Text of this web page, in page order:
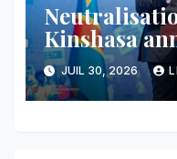
Kinshasa
majeure et
face au
JUIL 30, 2026